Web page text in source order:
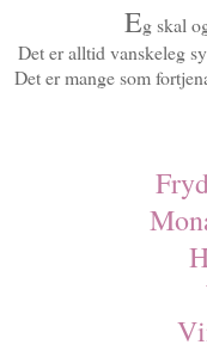
Eg skal
Det er alltid vanskeleg
Det er mange som